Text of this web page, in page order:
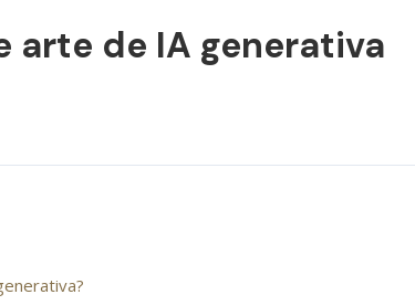
arte de IA generativa